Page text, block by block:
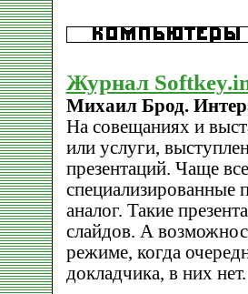
Журнал
Михаил Брод.
На совещаниях и
или услуги,
презентаций. Чаще
специализированные
аналог. Такие
слайдов. А
режиме, когда
докладчика, в них нет.